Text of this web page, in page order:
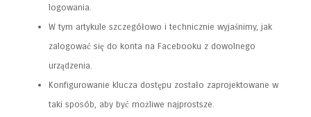
logowania.
W tym artykule szczegółowo i technicznie wyjaśnimy, jak
zalogować się do konta na Facebooku z dowolnego
urządzenia.
Konfigurowanie klucza dostępu zostało zaprojektowane w
taki sposób, aby być możliwe najprostsze.